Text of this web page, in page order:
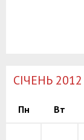
СІЧЕНЬ 2012
Пн Вт